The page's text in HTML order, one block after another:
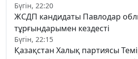
Бүгін, 22:20
ЖСДП кандидаты Павлодар
тұрғындарымен кездесті
Бүгін, 22:15
Қазақстан Халық партиясы